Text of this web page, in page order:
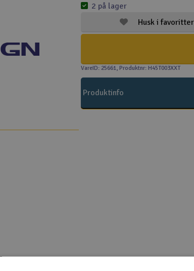
Husk i favoritter
2 på lager
VareID: 25661, Produktnr: H45T003XXT
Produktinfo